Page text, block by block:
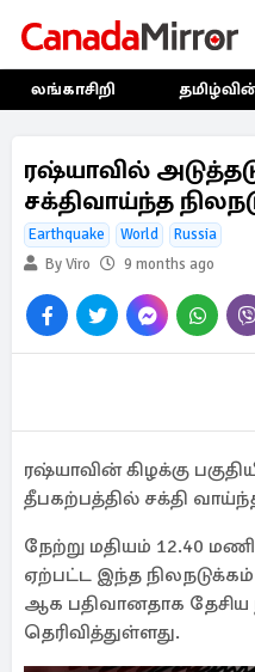
லங்காசிறி
ரஷ்யாவில்
சக்திவாய்ந்த
Earthquake World
Russia
By Viro
9 months ago
ரஷ்யாவின் கிழக்கு
தீபகற்பத்தில் சக்தி
நேற்று மதியம் 12.40
ஏற்பட்ட இந்த
ஆக பதிவானதாக தேசிய
தெரிவித்துள்ளது.